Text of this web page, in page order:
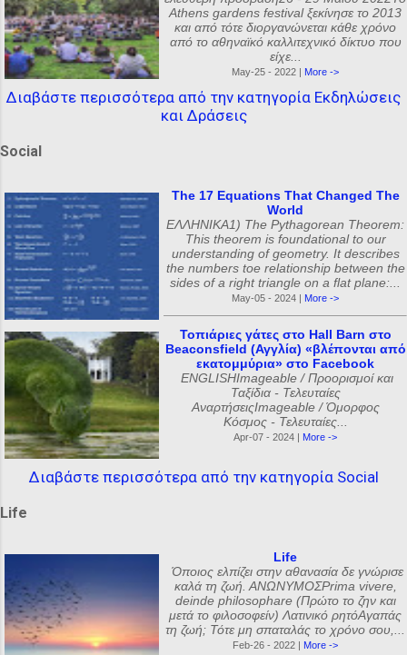
Athens gardens festival ξεκίνησε το 2013
και από τότε διοργανώνεται κάθε χρόνο
από το αθηναϊκό καλλιτεχνικό δίκτυο που
είχε...
May-25 - 2022 | More ->
Διαβάστε περισσότερα από την κατηγορία Εκδηλώσεις
και Δράσεις
Social
The 17 Equations That Changed The
World
ΕΛΛΗΝΙΚΑ1) The Pythagorean Theorem:
This theorem is foundational to our
understanding of geometry. It describes
the numbers toe relationship between the
sides of a right triangle on a flat plane:...
May-05 - 2024 | More ->
Τοπιάριες γάτες στο Hall Barn στο
Beaconsfield (Αγγλία) «βλέπονται από
εκατομμύρια» στο Facebook
ENGLISHImageable / Προορισμοί και
Ταξίδια - Τελευταίες
ΑναρτήσειςImageable / Όμορφος
Κόσμος - Τελευταίες...
Apr-07 - 2024 | More ->
Διαβάστε περισσότερα από την κατηγορία Social
Life
Life
Όποιος ελπίζει στην αθανασία δε γνώρισε
καλά τη ζωή. ΑΝΩΝΥΜΟΣPrima vivere,
deinde philosophare (Πρώτο το ζην και
μετά το φιλοσοφείν) Λατινικό ρητόΑγαπάς
τη ζωή; Τότε μη σπαταλάς το χρόνο σου,...
Feb-26 - 2022 | More ->